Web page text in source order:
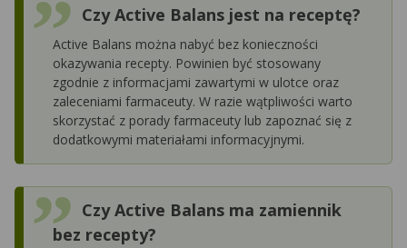
Czy Active Balans jest na receptę?
Active Balans można nabyć bez konieczności
okazywania recepty. Powinien być stosowany
zgodnie z informacjami zawartymi w ulotce oraz
zaleceniami farmaceuty. W razie wątpliwości warto
skorzystać z porady farmaceuty lub zapoznać się z
dodatkowymi materiałami informacyjnymi.
Czy Active Balans ma zamiennik
bez recepty?